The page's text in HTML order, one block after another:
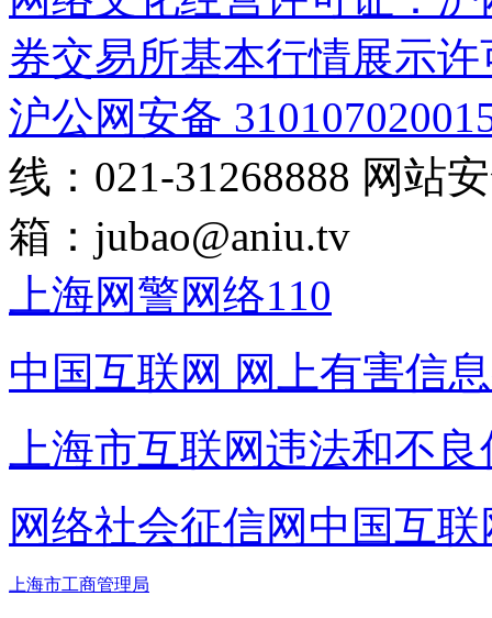
券交易所基本行情展示许
沪公网安备
线：021-31268888 网站
箱： jubao@aniu.tv
上海网警网络110
中国互联网 网上有害信
上海市互联网违法和不
网络社会征信网 中国互
上海市工商管理局